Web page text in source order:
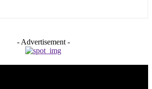
- Advertisement -